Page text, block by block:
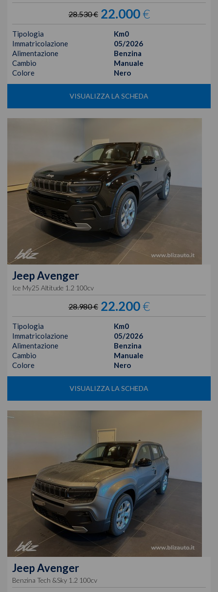
28.530 € 22.000€
Tipologia
Km0
Immatricolazione
05/2026
Alimentazione
Benzina
Cambio
Manuale
Colore
Nero
VISUALIZZA LA SCHEDA
JeepAvenger
Ice My25 Altitude 1.2 100cv
28.980 € 22.200€
Tipologia
Km0
Immatricolazione
05/2026
Alimentazione
Benzina
Cambio
Manuale
Colore
Nero
VISUALIZZA LA SCHEDA
JeepAvenger
Benzina Tech &Sky 1.2 100cv